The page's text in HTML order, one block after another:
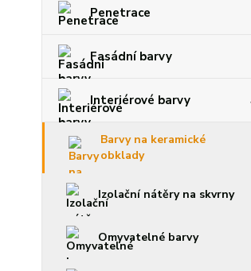
Penetrace
Fasádní barvy
Interiérové barvy
Barvy na keramické
obklady
Izolační nátěry na skvrny
Omyvatelné barvy